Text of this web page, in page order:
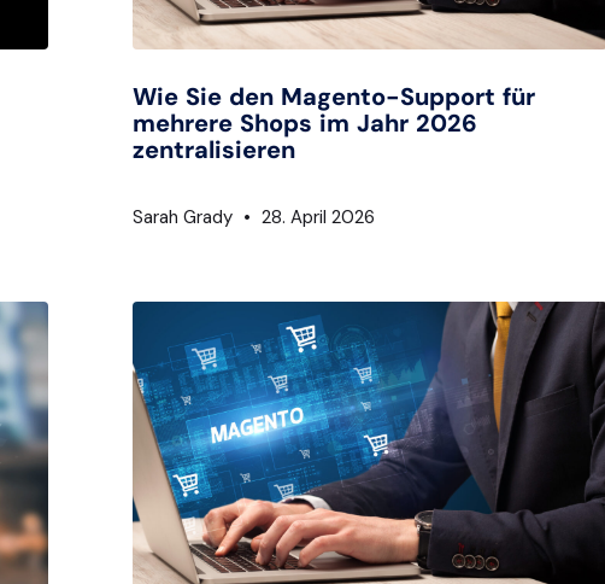
Wie Sie den Magento-Support für
mehrere Shops im Jahr 2026
zentralisieren
Sarah Grady 28. April 2026